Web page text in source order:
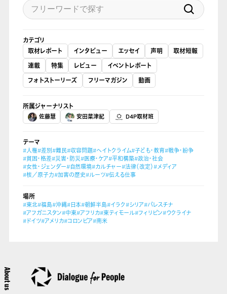
カテゴリ
取材レポート
インタビュー エッセイ 声明
取材短報
連載
特集 レビュー
イベントレポート
フォトストーリーズ
フリーマガジン 動画
所属ジャーナリスト
佐藤慧 安田菜津紀 D4P取材班
テーマ
#人権#差別#難民#収容問題#ヘイトクライム#子ども・教育#戦争・紛争
#貧困・格差#災害・防災#医療・ケア#平和構築#政治・社会
#女性・ジェンダー#自然環境#カルチャー#法律（改定）#メディア
#核／原子力#加害の歴史#ルーツ#伝える仕事
場所
#東北#福島#沖縄#日本#朝鮮半島#イラク#シリア#パレスチナ
#アフガニスタン#中東#アフリカ#東ティモール#フィリピン#ウクライナ
#ドイツ#アメリカ#コロンビア#南米
About us